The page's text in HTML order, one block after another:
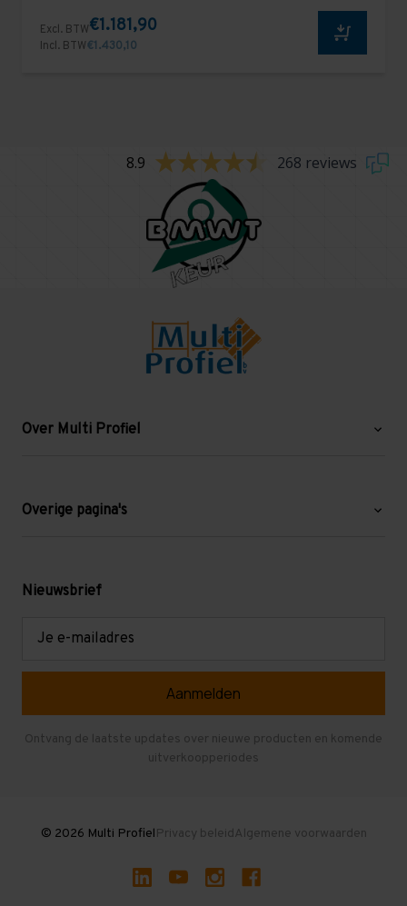
Excl. BTW€1.181,90
Incl. BTW€1.430,10
8.9 268 reviews
Over Multi Profiel
Blog
Levering en afhalen
Overige pagina's
Mezzanine
Gebruikte entresolvloeren
Nieuwsbrief
Ontvang de laatste updates over nieuwe producten en komende
uitverkoopperiodes
© 2026 Multi ProfielPrivacy beleidAlgemene voorwaarden